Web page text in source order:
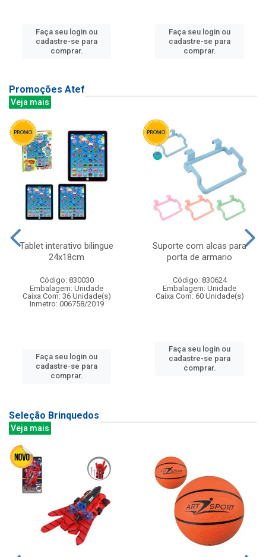
Faça seu login ou
cadastre-se para
comprar.
Faça seu login ou
cadastre-se para
comprar.
Promoções Atef
Veja mais
Tablet interativo bilingue
24x18cm
Código: 830030
Embalagem: Unidade
Caixa Com: 36 Unidade(s)
Inmetro: 006758/2019
Faça seu login ou
cadastre-se para
comprar.
Suporte com alcas para
porta de armario
Código: 830624
Embalagem: Unidade
Caixa Com: 60 Unidade(s)
Faça seu login ou
cadastre-se para
comprar.
Seleção Brinquedos
Veja mais